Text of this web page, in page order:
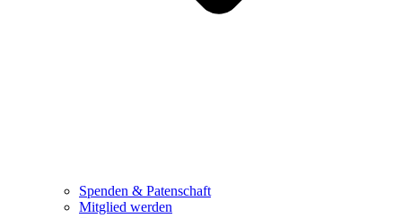
Spenden & Patenschaft
Mitglied werden